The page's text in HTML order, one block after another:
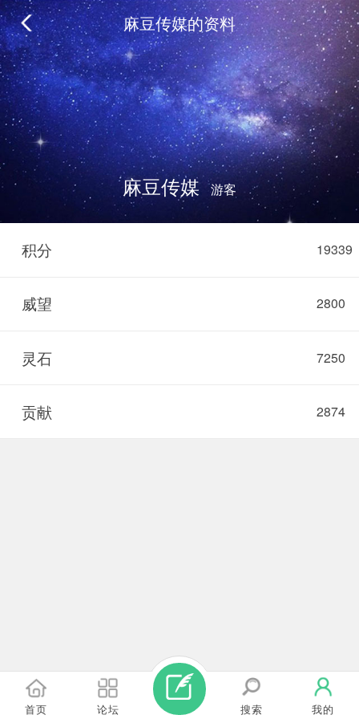
麻豆传媒的资料
麻豆传媒 游客
19339
积分
2800
威望
7250
灵石
2874
贡献
首页 论坛 搜索 我的